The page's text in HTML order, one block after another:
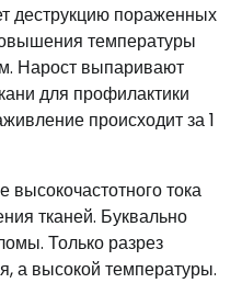
деструкцию пораженных
температуры
Нарост выпаривают
для профилактики
происходит за 1
тока
тканей. Буквально
Только разрез
а высокой температуры.